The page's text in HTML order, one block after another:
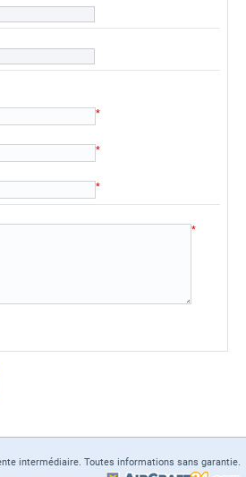
*
*
*
*
intermédiaire. Toutes informations sans garantie.